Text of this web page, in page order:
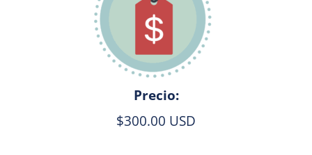
Precio:
$300.00 USD